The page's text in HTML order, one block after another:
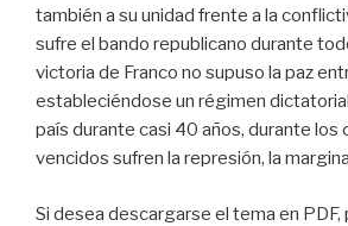
también a su unidad frente a la
sufre el bando republicano durante
victoria de Franco no supuso la paz
estableciéndose un régimen
país durante casi 40 años, durante los
vencidos sufren la represión, la
Si desea descargarse el tema en PDF,